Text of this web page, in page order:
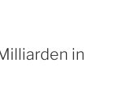
in